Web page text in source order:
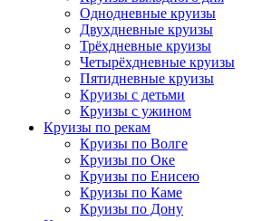
Однодневные круизы
Двухдневные круизы
Трёхдневные круизы
Четырёхдневные круизы
Пятидневные круизы
Круизы с детьми
Круизы с ужином
Круизы по рекам
Круизы по Волге
Круизы по Оке
Круизы по Енисею
Круизы по Каме
Круизы по Дону